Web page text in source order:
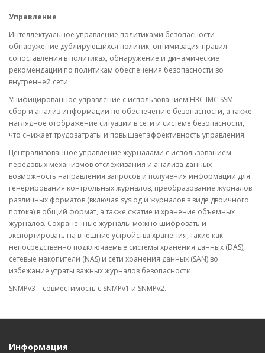
Управление
Интеллектуальное управление политиками безопасности –
обнаружение дублирующихся политик, оптимизация правил
сопоставления в политиках, обнаружение и динамические
рекомендации по политикам обеспечения безопасности во
внутренней сети.
Унифицированное управление с использованием H3C IMC SSM –
сбор и анализ информации по обеспечению безопасности, а также
наглядное отображение ситуации в сети и системе безопасности,
что снижает трудозатраты и повышает эффективность управления.
Централизованное управление журналами с использованием
передовых механизмов отслеживания и анализа данных –
возможность направления запросов и получения информации для
генерирования контрольных журналов, преобразование журналов
различных форматов (включая syslog и журналов в виде двоичного
потока) в общий формат, а также сжатие и хранение объемных
журналов. Сохраненные журналы можно шифровать и
экспортировать на внешние устройства хранения, такие как
непосредственно подключаемые системы хранения данных (DAS),
сетевые накопители (NAS) и сети хранения данных (SAN) во
избежание утраты важных журналов безопасности.
SNMPv3 – совместимость с SNMPv1 и SNMPv2.
Информация